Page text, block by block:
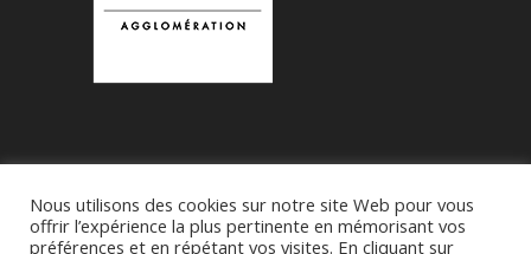
Accueil Municipalité
Le Village de Bueil
Nous utilisons des cookies sur notre site Web pour vous
offrir l’expérience la plus pertinente en mémorisant vos
préférences et en répétant vos visites. En cliquant sur